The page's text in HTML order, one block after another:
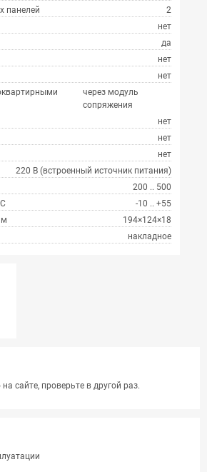
панелей
2
нет
да
нет
нет
через модуль
сопряжения
нет
нет
нет
220 В (встроенный источник питания)
200 .. 500
-10 .. +55
194×124×18
накладное
сайте, проверьте в другой раз.